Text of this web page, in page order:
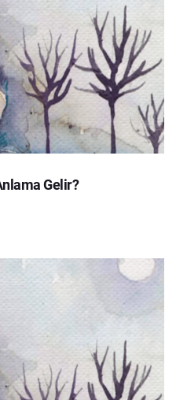
Gelir?